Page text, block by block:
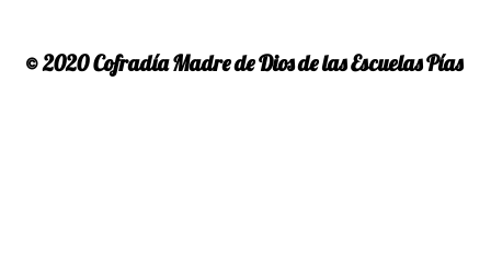
© 2020 Cofradía Madre de Dios de las Escuelas Pías